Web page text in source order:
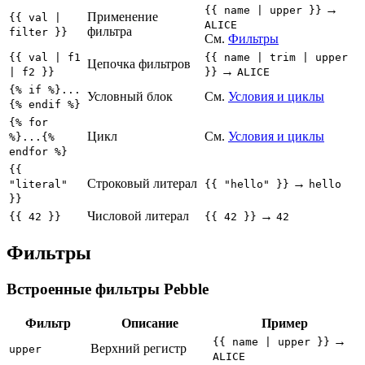
{{ val |
filter }}
Применение
фильтра
{{ name | upper }} →
ALICE
См. Фильтры
{{ val | f1
| f2 }}
Цепочка фильтров
{{ name | trim | upper
}} → ALICE
{% if %}...
{% endif %}
Условный блок См. Условия и циклы
{% for
%}...{%
endfor %}
Цикл См. Условия и циклы
{{
"literal"
}}
Строковый литерал {{ "hello" }} → hello
{{ 42 }} Числовой литерал {{ 42 }} → 42
Фильтры
Встроенные фильтры Pebble
Фильтр Описание Пример
upper Верхний регистр {{ name | upper }} →
ALICE